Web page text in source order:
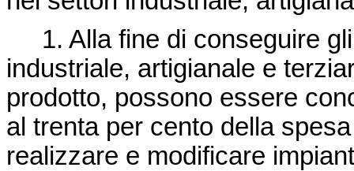
1. Alla fine di conseguire
industriale, artigianale e
prodotto, possono essere
al trenta per cento della
realizzare e modificare